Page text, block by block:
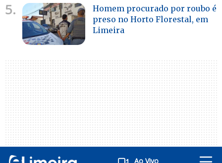
Ao Vivo
5.
Homem procurado por roubo é
preso no Horto Florestal, em
Limeira